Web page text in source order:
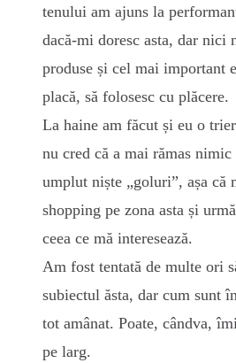
tenului am ajuns la
dacă-mi doresc asta, dar nici
produse și cel mai important
placă, să folosesc cu plăcere.
La haine am făcut și eu o
nu cred că a mai rămas
umplut niște „goluri”, așa că
shopping pe zona asta și
ceea ce mă interesează.
Am fost tentată de multe ori
subiectul ăsta, dar cum sunt
tot amânat. Poate, cândva,
pe larg.